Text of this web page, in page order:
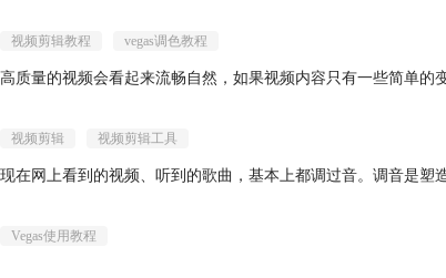
视频剪辑教程 vegas调色教程
高质量的视频会看起来流畅自然，如果视频内容只有一些简单的
视频剪辑 视频剪辑工具
现在网上看到的视频、听到的歌曲，基本上都调过音。调音是塑
Vegas使用教程